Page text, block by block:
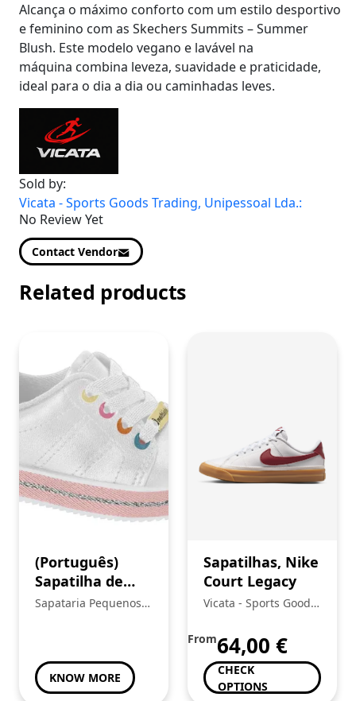
Alcança o máximo conforto com um estilo desportivo
e feminino com as Skechers Summits – Summer
Blush. Este modelo vegano e lavável na
máquina combina leveza, suavidade e praticidade,
ideal para o dia a dia ou caminhadas leves.
Sold by:
Vicata - Sports Goods Trading, Unipessoal Lda.:
No Review Yet
Contact Vendor
Related products
(Português)
Sapatilha de
Menina
Sapataria Pequenos
KNOW MORE
Sapatilhas, Nike
Court Legacy
Vicata - Sports Goods
Lda.:
From64,00 €
CHECK
OPTIONS